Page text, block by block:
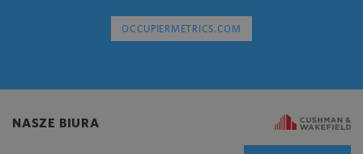
OCCUPIERMETRICS.COM
NASZE BIURA